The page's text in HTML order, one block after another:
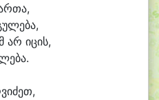
თა,
ლება,
არ იცის,
ბა.
ვიძეთ,